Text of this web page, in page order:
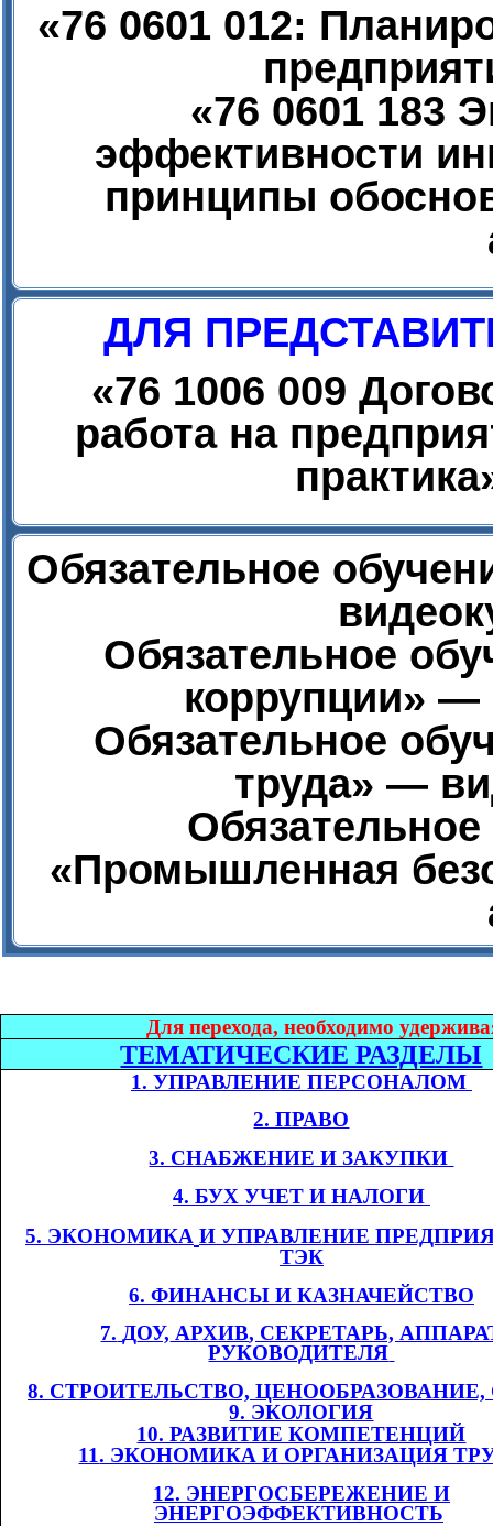
«76 0601 012:
«76 0601 183
эффективности
принципы
ДЛЯ
«76 1006 009
работа на
практика
Обязательное
Обязательное
коррупции» —
Обязательное
труда» —
«Промышленная
Для перехода, необходимо
ТЕМАТИЧЕСКИЕ РАЗДЕЛЫ
1. УПРАВЛЕНИЕ ПЕРСОНАЛОМ​​
2. ПРАВО
3. СНАБЖЕНИЕ И ЗАКУПКИ​​
4. БУХ УЧЕТ И НАЛОГИ​​
5. ЭКОНОМИКА И УПРАВЛЕНИЕ
ТЭК
6. ФИНАНСЫ И КАЗНАЧЕЙСТВО
7. ​​ДОУ, ​​ АРХИВ, СЕКРЕТАРЬ,
РУКОВОДИТЕЛЯ
8. СТРОИТЕЛЬСТВО,
9. ЭКОЛОГИЯ
10. РАЗВИТИЕ КОМПЕТЕНЦИЙ
11. ЭКОНОМИКА И ОРГАНИЗАЦИЯ
12. ЭНЕРГОСБЕРЕЖЕНИЕ И
ЭНЕРГОЭФФЕКТИВНОСТЬ